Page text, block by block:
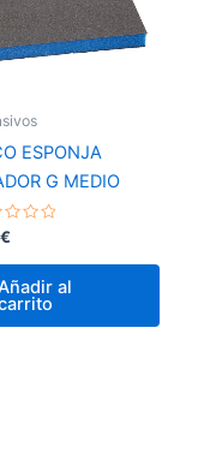
ESPONJA
G MEDIO
€
al